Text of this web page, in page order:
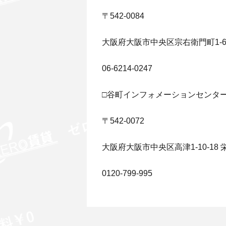
〒542-0084
大阪府大阪市中央区宗右衛門町1-6
06-6214-0247
□谷町インフォメーションセンタ
〒542-0072
大阪府大阪市中央区高津1-10-18
0120-799-995